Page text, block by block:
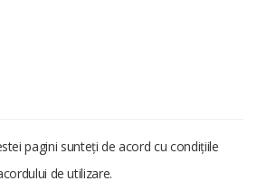
pagini sunteți de acord cu condițiile
de utilizare.